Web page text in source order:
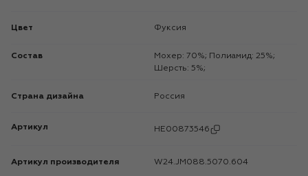
Цвет Фуксия
Состав
Мохер: 70%; Полиамид: 25%;
Шерсть: 5%;
Страна дизайна Россия
Артикул HE00873546
Артикул производителя W24.JM088.5070.604